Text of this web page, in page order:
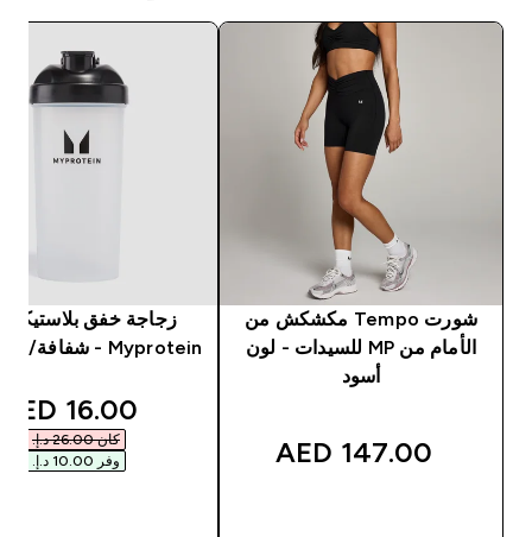
شورت Tempo مكشكش من
الأمام من MP للسيدات - لون
أسود
147.00 AED‎
زجاجة خفق
Myprotein - شفافة/ لون أسود
price
16.00 AED‎
كان ‏26.00 د.إ.‏‎
وفر ‏10.00 د.إ.‏‎